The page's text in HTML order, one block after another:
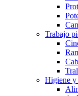
Trabajo
Higiene y